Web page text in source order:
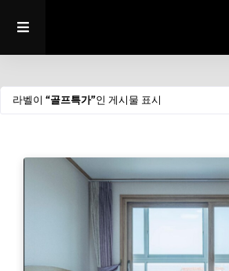
라벨이 골프특가 인 게시물 표시